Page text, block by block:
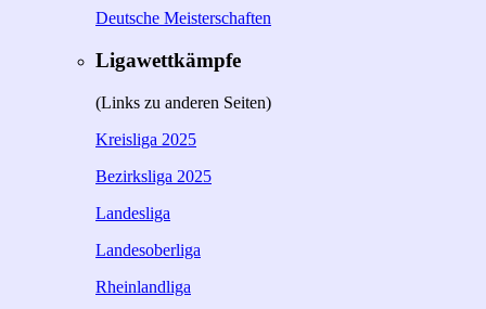
Deutsche Meisterschaften
Ligawettkämpfe
(Links zu anderen Seiten)
Kreisliga 2025
Bezirksliga 2025
Landesliga
Landesoberliga
Rheinlandliga